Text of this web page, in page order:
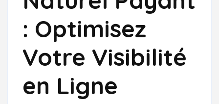
: Optimisez
Votre Visibilité
en Ligne